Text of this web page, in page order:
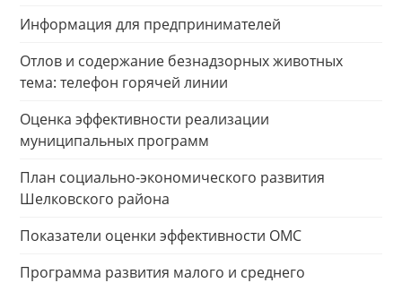
Информация для предпринимателей
Отлов и содержание безнадзорных животных
тема: телефон горячей линии
Оценка эффективности реализации
муниципальных программ
План социально-экономического развития
Шелковского района
Показатели оценки эффективности ОМС
Программа развития малого и среднего